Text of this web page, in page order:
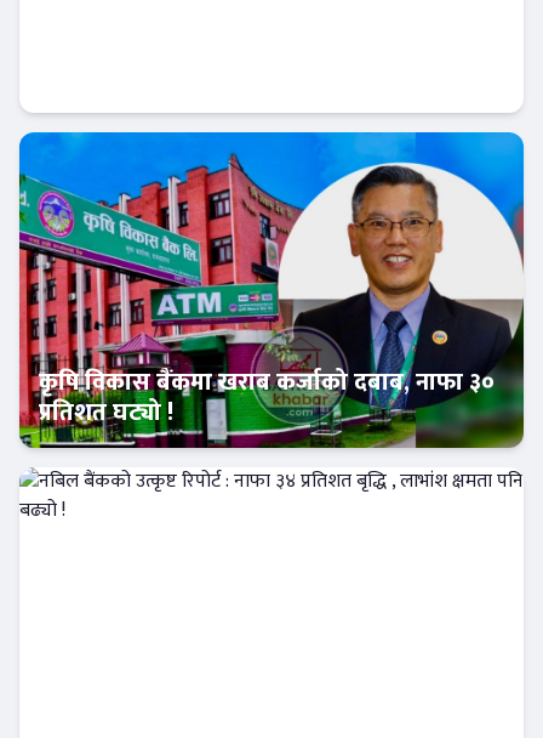
बैंक-वित्त
Banner News
कृषि विकास बैंकमा खराब कर्जाको दबाब, नाफा ३०
प्रतिशत घट्यो !